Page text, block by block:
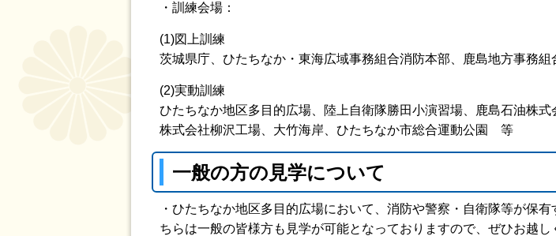
・訓練会場：
(1)図上訓練
茨城県庁、ひたちなか・東海広域事務組合消防本部、鹿島地方事務
(2)実動訓練
ひたちなか地区多目的広場、陸上自衛隊勝田小演習場、鹿島石油株
株式会社柳沢工場、大竹海岸、ひたちなか市総合運動公園 等
一般の方の見学について
・ひたちなか地区多目的広場において、消防や警察・自衛隊等が保
ちらは一般の皆様方も見学が可能となっておりますので、ぜひお越し